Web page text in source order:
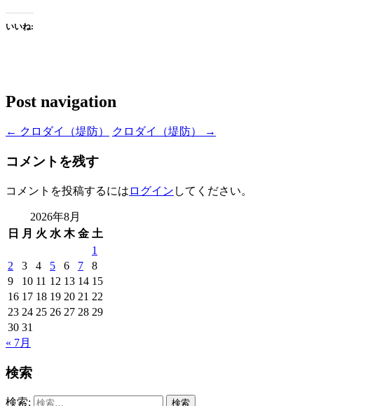
いいね:
Post navigation
← クロダイ（堤防） クロダイ（堤防） →
コメントを残す
コメントを投稿するには ログイン してください。
2026年8月
日
月 火 水 木 金 土
1
2
3 4 5 6 7
8
9
10 11 12 13 14 15
16 17 18 19 20 21 22
23 24 25 26 27 28 29
30 31
« 7月
検索
検索: